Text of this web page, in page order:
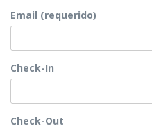
Email (requerido)
Check-In
Check-Out